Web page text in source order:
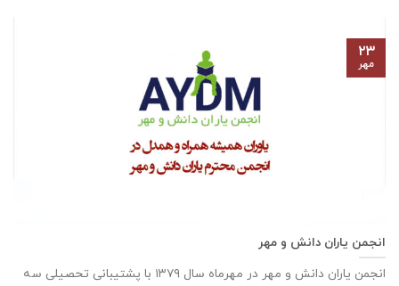
انجمن یاران دانش و مهر
انجمن یاران دانش و مهر در مهرماه سال ۱۳۷۹ با پشتیبانی تحصیلی سه
۲۳
مهر